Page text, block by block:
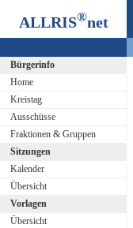
ALLRIS®net
Bürgerinfo
Home
Kreistag
Ausschüsse
Fraktionen & Gruppen
Sitzungen
Kalender
Übersicht
Vorlagen
Übersicht